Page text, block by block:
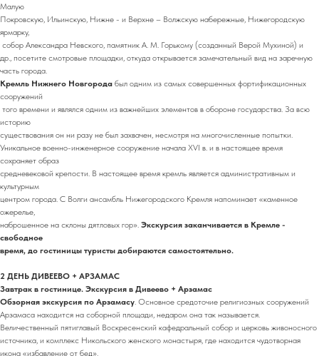
Малую
Покровскую, Ильинскую, Нижне - и Верхне – Волжскую набережные, Нижегородскую
ярмарку,
собор Александра Невского, памятник А. М. Горькому (созданный Верой Мухиной) и
др., посетите смотровые площадки, откуда открывается замечательный вид на заречную
часть города.
Кремль Нижнего Новгорода был одним из самых совершенных фортификационных
сооружений
того времени и являлся одним из важнейших элементов в обороне государства. За всю
историю
существования он ни разу не был захвачен, несмотря на многочисленные попытки.
Уникальное военно-инженерное сооружение начала XVI в. и в настоящее время
сохраняет образ
средневековой крепости. В настоящее время кремль является административным и
культурным
центром города. С Волги ансамбль Нижегородского Кремля напоминает «каменное
ожерелье,
наброшенное на склоны дятловых гор». Экскурсия заканчивается в Кремле -
свободное
время, до гостиницы туристы добираются самостоятельно.
2 ДЕНЬ ДИВЕЕВО + АРЗАМАС
Завтрак в гостинице. Экскурсия в Дивеево + Арзамас
Обзорная экскурсия по Арзамасу. Основное средоточие религиозных сооружений
Арзамаса находится на соборной площади, недаром она так называется.
Величественный пятиглавый Воскресенский кафедральный собор и церковь живоносного
источника, и комплекс Никольского женского монастыря, где находится чудотворная
икона «избавление от бед».